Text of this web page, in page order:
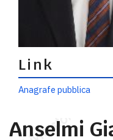
Link
Anagrafe pubblica
Anselmi